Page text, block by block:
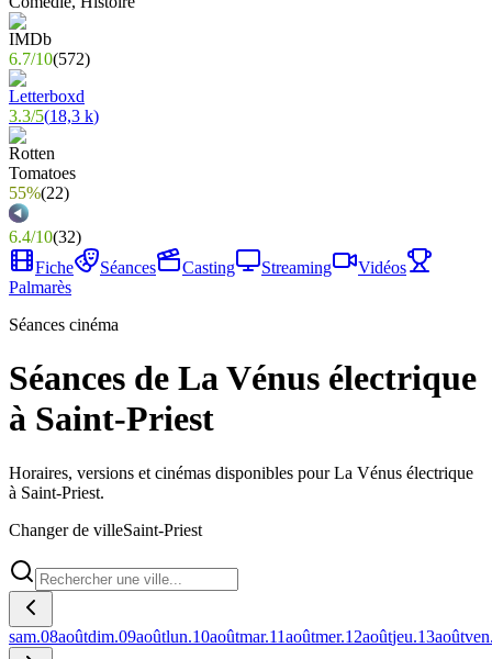
6.7/10(572)
3.3/5(18,3 k)
55%(22)
6.4/10(32)
Fiche
Séances Casting Streaming
Vidéos
Palmarès
Séances cinéma
Séances de La Vénus électrique
à Saint-Priest
Horaires, versions et cinémas disponibles pour La Vénus électrique
à Saint-Priest.
Changer de villeSaint-Priest
sam.08aoûtdim.09aoûtlun.10aoûtmar.11aoûtmer.12aoûtjeu.13août